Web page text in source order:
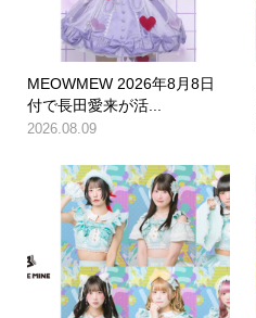
MEOWMEW 2026年8月8日
付で長田愛来が活...
2026.08.09